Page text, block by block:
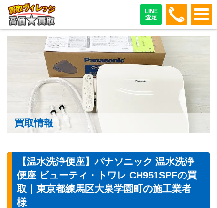
LINE
査定
048-
買取情報
【温水洗浄便座】パナソニック 温水洗浄
便座 ビューティ・トワレ CH951SPFの買
取｜東京都練馬区大泉学園町の施工業者
様